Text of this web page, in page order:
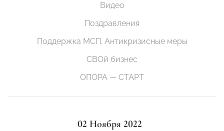
Видео
Поздравления
Поддержка МСП. Антикризисные меры
СВОй бизнес
ОПОРА — СТАРТ
02 Ноября 2022